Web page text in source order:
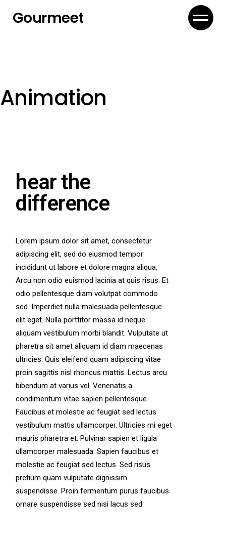
Gourmeet
Animation
hear the
difference
Lorem ipsum dolor sit amet, consectetur
adipiscing elit, sed do eiusmod tempor
incididunt ut labore et dolore magna aliqua.
Arcu non odio euismod lacinia at quis risus. Et
odio pellentesque diam volutpat commodo
sed. Imperdiet nulla malesuada pellentesque
elit eget. Nulla porttitor massa id neque
aliquam vestibulum morbi blandit. Vulputate ut
pharetra sit amet aliquam id diam maecenas
ultricies. Quis eleifend quam adipiscing vitae
proin sagittis nisl rhoncus mattis. Lectus arcu
bibendum at varius vel. Venenatis a
condimentum vitae sapien pellentesque.
Faucibus et molestie ac feugiat sed lectus
vestibulum mattis ullamcorper. Ultricies mi eget
mauris pharetra et. Pulvinar sapien et ligula
ullamcorper malesuada. Sapien faucibus et
molestie ac feugiat sed lectus. Sed risus
pretium quam vulputate dignissim
suspendisse. Proin fermentum purus faucibus
ornare suspendisse sed nisi lacus sed.